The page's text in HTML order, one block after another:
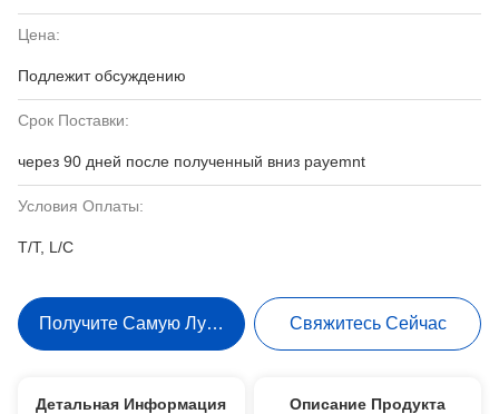
Цена:
Подлежит обсуждению
Срок Поставки:
через 90 дней после полученный вниз payemnt
Условия Оплаты:
T/T, L/C
Получите Самую Лучшую ЦенуСвяжитесь Сейчас
Детальная Информация Описание Продукта